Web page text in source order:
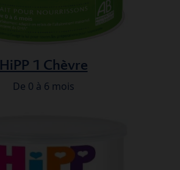
HiPP 1 Chèvre
De 0 à 6 mois